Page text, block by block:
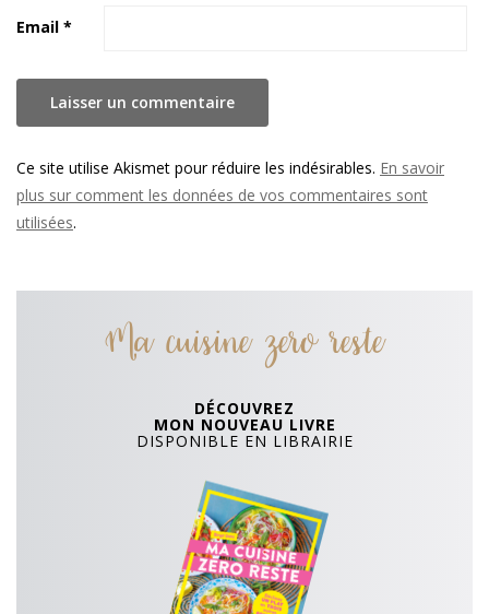
Email *
Ce site utilise Akismet pour réduire les indésirables. En savoir
plus sur comment les données de vos commentaires sont
utilisées.
Ma cuisine zero reste
DÉCOUVREZ
MON NOUVEAU LIVRE
DISPONIBLE EN LIBRAIRIE